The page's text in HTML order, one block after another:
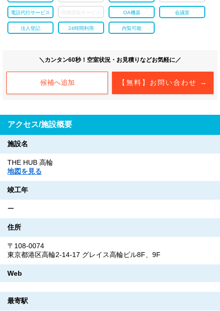
電話代行サービス OA機器 会議室
法人登記 24時間利用 内覧可能
＼カンタン60秒！空室状況・お見積りなどお気軽に／
【無料】お問い合わせ →
候補へ追加
アクセス/施設概要
施設名
THE HUB 高輪
地図を見る
竣工年
ー
住所
〒108-0074
東京都港区高輪2-14-17 グレイス高輪ビル8F、9F
Web
最寄駅